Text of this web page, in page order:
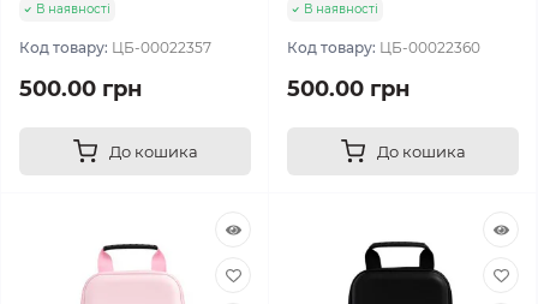
В наявності
Код товару: ЦБ-00022357
500.00 грн
До кошика
В наявності
Код товару: ЦБ-00022360
500.00 грн
До кошика